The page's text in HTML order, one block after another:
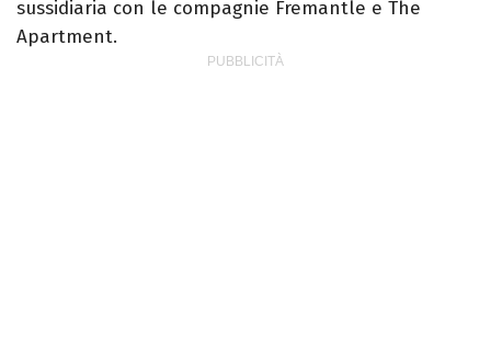
sussidiaria con le compagnie Fremantle e The
Apartment.